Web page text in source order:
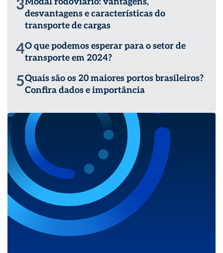
3desvantagens e características do
transporte de cargas
4O que podemos esperar para o setor de
transporte em 2024?
5Quais são os 20 maiores portos brasileiros?
Confira dados e importância